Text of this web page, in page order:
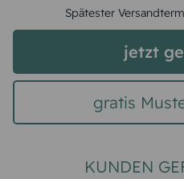
Spätester
jetzt
gratis
KUNDEN